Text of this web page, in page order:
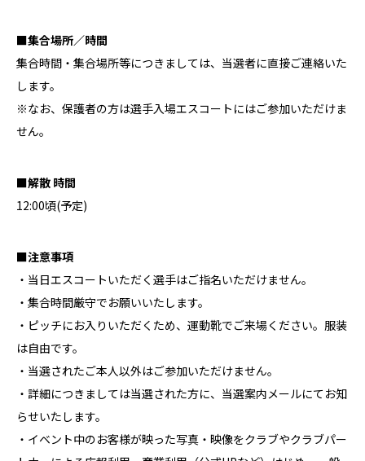
■集合場所／時間
集合時間・集合場所等につきましては、当選者に直接ご連絡いた
します。
※なお、保護者の方は選手入場エスコートにはご参加いただけま
せん。
■解散 時間
12:00頃(予定)
■注意事項
・当日エスコートいただく選手はご指名いただけません。
・集合時間厳守でお願いいたします。
・ピッチにお入りいただくため、運動靴でご来場ください。服装
は自由です。
・当選されたご本人以外はご参加いただけません。
・詳細につきましては当選された方に、当選案内メールにてお知
らせいたします。
・イベント中のお客様が映った写真・映像をクラブやクラブパー